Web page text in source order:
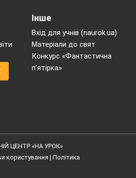
Інше
Вхід для учнів (naurok.ua)
Матеріали до свят
Конкурс «Фантастична
п’ятірка»
ЦЕНТР «НА УРОК»
користування | Політика